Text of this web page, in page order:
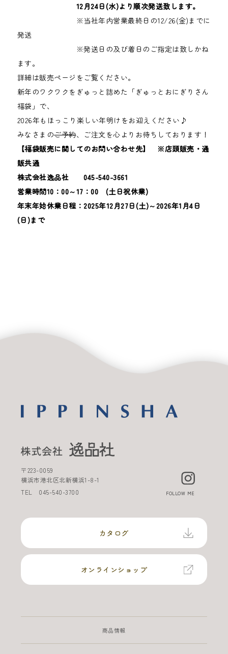
12月24日(水)より順次発送致します。
※当社年内営業最終日の12/26(金)までに
発送
※発送日の及び着日のご指定は致しかね
ます。
詳細は販売ページをご覧ください。
新年のワクワクをぎゅっと詰めた「ぎゅっとおにぎりさん
福袋」で、
2026年もほっこり楽しい年明けをお迎えください♪
みなさまのご予約、ご注文を心よりお待ちしております！
【福袋販売に関してのお問い合わせ先】 ※店頭販売・通
販共通
株式会社逸品社 045-540-3661
営業時間10：00～17：00 (土日祝休業)
年末年始休業日程：2025年12月27日(土)～2026年1月4日
(日)まで
〒223-0059
横浜市港北区北新横浜1-8-1
TEL 045-540-3700 FOLLOW ME
商品情報
オンラインショップ
カタログ